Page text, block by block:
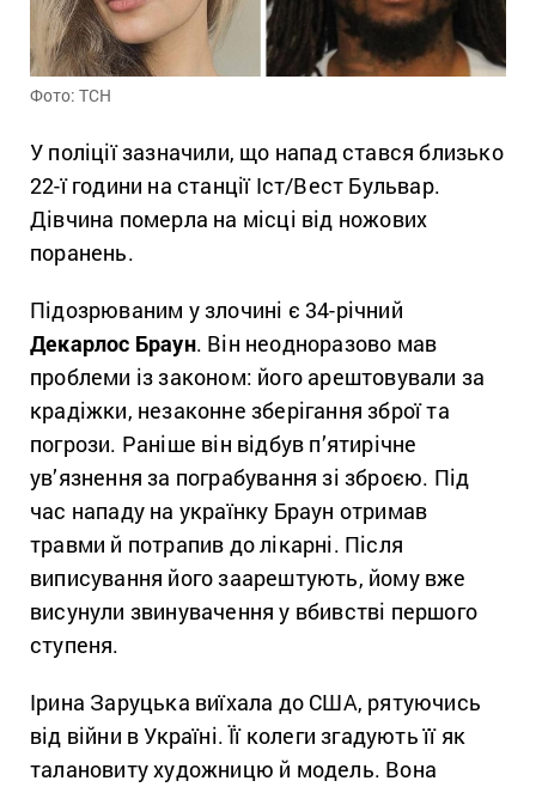
Фото: ТСН
У поліції зазначили, що напад стався близько
22-ї години на станції Іст/Вест Бульвар.
Дівчина померла на місці від ножових
поранень.
Підозрюваним у злочині є 34-річний
Декарлос Браун. Він неодноразово мав
проблеми із законом: його арештовували за
крадіжки, незаконне зберігання зброї та
погрози. Раніше він відбув п’ятирічне
ув’язнення за пограбування зі зброєю. Під
час нападу на українку Браун отримав
травми й потрапив до лікарні. Після
виписування його заарештують, йому вже
висунули звинувачення у вбивстві першого
ступеня.
Ірина Заруцька виїхала до США, рятуючись
від війни в Україні. Її колеги згадують її як
талановиту художницю й модель. Вона